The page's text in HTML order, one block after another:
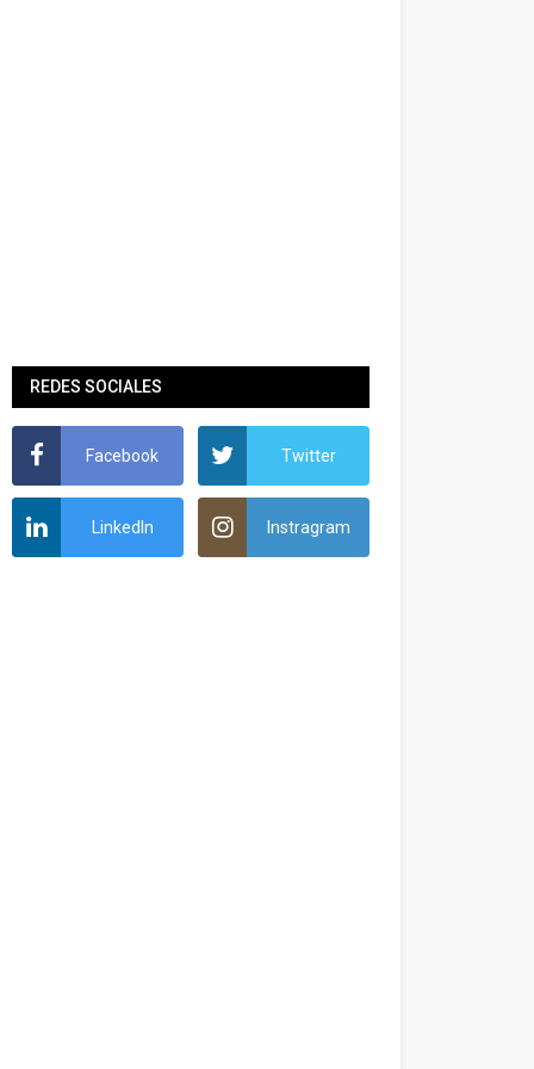
REDES SOCIALES
Facebook Twitter
LinkedIn Instragram